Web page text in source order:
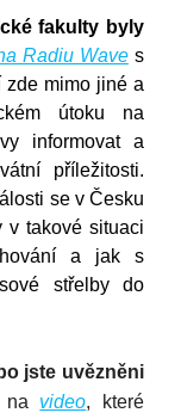
fakulty byly
Radiu Waves
zde mimo jiné a
útoku na
informovat a
příležitosti.
se v Česku
v takové situaci
a jak s
střelby do
jste uvězněni
na video, které